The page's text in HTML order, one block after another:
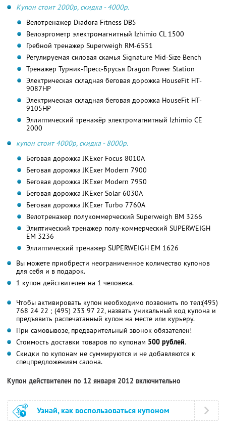
Купон стоит 2000р, скидка - 4000р.
Велотренажер Diadora Fitness DB5
Велоэргометр электромагнитный Izhimio СL 1500
Гребной тренажер Superweigh RM-6551
Регулируемая силовая скамья Signature Mid-Size Bench
Тренажер Турник-Пресс-Брусья Dragon Power Station
Электрическая складная беговая дорожка HouseFit HT-
9087HP
Электрическая складная беговая дорожка HouseFit HT-
9105HP
Эллиптический тренажёр электромагнитный Izhimio СЕ
2000
купон стоит 4000р, скидка - 8000р.
Беговая дорожка JKExer Focus 8010A
Беговая дорожка JKExer Modern 7900
Беговая дорожка JKExer Modern 7950
Беговая дорожка JKExer Solar 6030A
Беговая дорожка JKExer Turbo 7760A
Велотренажер полукоммерческий Superweigh BM 3266
Элиптический тренажер полу-коммерческий SUPERWEIGH
EМ 3236
Эллиптический тренажер SUPERWEIGH EМ 1626
Вы можете приобрести неограниченное количество купонов
для себя и в подарок.
1 купон действителен на 1 человека.
Чтобы активировать купон необходимо позвонить по тел:(495)
768 24 22 ; (495) 233 97 22, назвать уникальный код купона и
предъявить распечатанный купон на месте или курьеру.
При самовывозе, предварительный звонок обязателен!
Стоимость доставки товаров по купонам 500 рублей.
Скидки по купонам не суммируются и не добавляются к
спецпредложениям салона.
Купон действителен по 12 января 2012 включительно
Узнай, как воспользоваться купоном